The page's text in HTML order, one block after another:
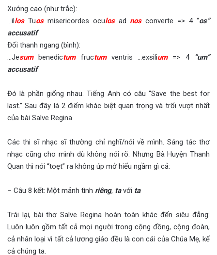
Xướng cao (như trắc):
…illosTuosmisericordes oculosad nosconverte => 4 “os”
accusatif
Đối thanh ngang (bình):
…Jesumbenedictumfructumventris …exsilium => 4“um”
accusatif
Đó là phần giống nhau. Tiếng Anh có câu “Save the best for
last.” Sau đây là 2 điểm khác biệt quan trọng và trổi vượt nhất
của bài Salve Regina.
Các thi sĩ nhạc sĩ thường chỉ nghĩ/nói về mình. Sáng tác thơ
nhạc cũng cho mình dù không nói rõ. Nhưng Bà Huyện Thanh
Quan thì nói “toẹt” ra không úp mở hiểu ngầm gì cả:
– Câu 8 kết: Một mảnh tình riêng, tavới ta
Trái lại, bài thơ Salve Regina hoàn toàn khác đến siêu đẳng:
Luôn luôn gồm tất cả mọi người trong cộng đồng, cộng đoàn,
cả nhân loại vì tất cả lương giáo đều là con cái của Chúa Mẹ, kể
cả chúng ta.